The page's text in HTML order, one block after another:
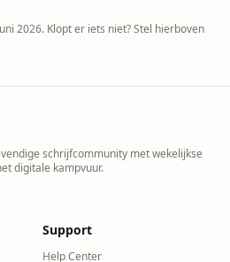
2026. Klopt er iets niet? Stel hierboven
schrijfcommunity met wekelijkse
digitale kampvuur.
Support
Help Center